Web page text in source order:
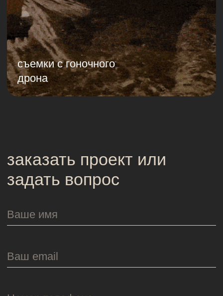
© ООО «САЛО», 2025
VKontakte
Dzen
Behance
Политика конфиденциальности
Шрифт Defectica разработан Алиной
Молчановой в Школе дизайна НИУ ВШЭ